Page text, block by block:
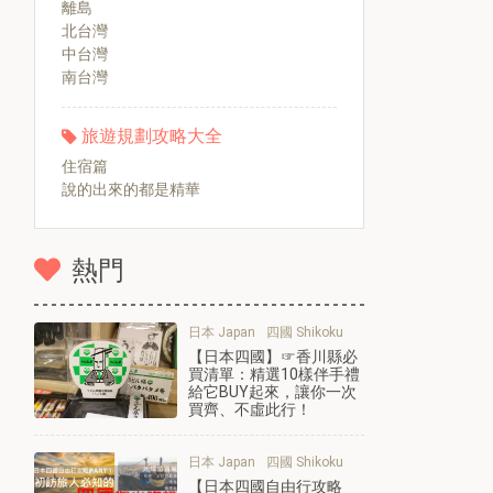
離島
北台灣
中台灣
南台灣
旅遊規劃攻略大全
住宿篇
說的出來的都是精華
熱門
日本 Japan 四國 Shikoku
【日本四國】☞香川縣必
買清單：精選10樣伴手禮
給它BUY起來，讓你一次
買齊、不虛此行！
日本 Japan 四國 Shikoku
【日本四國自由行攻略